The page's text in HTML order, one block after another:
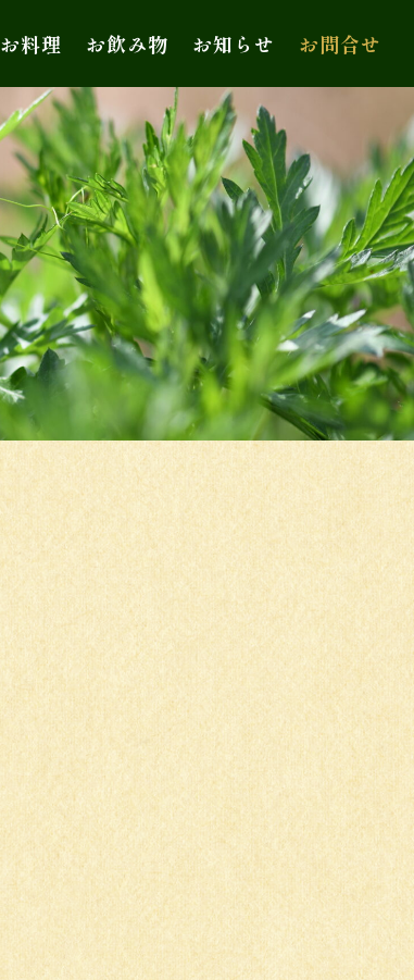
お料理 お飲み物 お知らせ お問合せ